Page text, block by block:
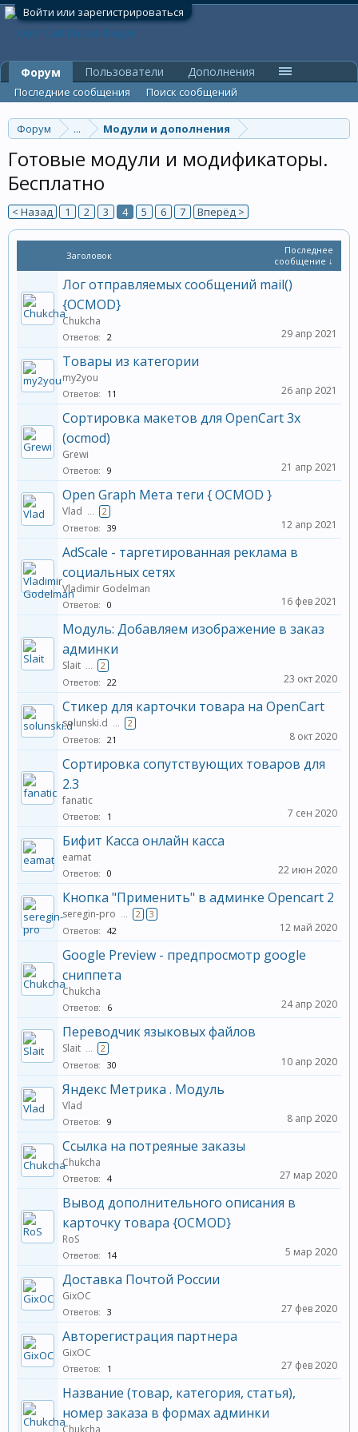
Войти или зарегистрироваться
Форум ... Модули и дополнения
Готовые модули и модификаторы.
Бесплатно
< Назад 1 2 3 4 5 6 7 Вперёд >
Заголовок
Последнее
сообщение ↓
Лог отправляемых сообщений mail()
{OCMOD}
Chukcha
Ответов: 2 29 апр 2021
Товары из категории
my2you
Ответов: 11 26 апр 2021
Сортировка макетов для OpenCart 3x
(ocmod)
Grewi
Ответов: 9 21 апр 2021
Open Graph Мета теги { OCMOD }
Vlad ...
2
Ответов: 39 12 апр 2021
AdScale - таргетированная реклама в
социальных сетях
Vladimir Godelman
Ответов: 0 16 фев 2021
Модуль: Добавляем изображение в заказ
админки
Slait ...
2
Ответов: 22 23 окт 2020
Стикер для карточки товара на OpenCart
solunski.d ...
2
Ответов: 21 8 окт 2020
Cортировка сопутствующих товаров для
2.3
fanatic
Ответов: 1 7 сен 2020
Бифит Касса онлайн касса
eamat
Ответов: 0 22 июн 2020
Кнопка "Применить" в админке Opencart 2
seregin-pro ... 2
3
Ответов: 42 12 май 2020
Google Preview - предпросмотр google
сниппета
Chukcha
Ответов: 6 24 апр 2020
Переводчик языковых файлов
Slait ...
2
Ответов: 30 10 апр 2020
Яндекс Метрика . Модуль
Vlad
Ответов: 9 8 апр 2020
Ссылка на потреяные заказы
Chukcha
Ответов: 4 27 мар 2020
Вывод дополнительного описания в
карточку товара {OCMOD}
RoS
Ответов: 14 5 мар 2020
Доставка Почтой России
GixOC
Ответов: 3 27 фев 2020
Авторегистрация партнера
GixOC
Ответов: 1 27 фев 2020
Название (товар, категория, статья),
номер заказа в формах админки
Chukcha
Форум
Последние сообщения Поиск сообщений
Пользователи Дополнения